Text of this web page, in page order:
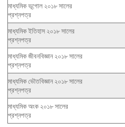
মাধ্যমিক ভূগোল ২০১৮ সালের
প্রশ্নপত্র
মাধ্যমিক ইতিহাস ২০১৮ সালের
প্রশ্নপত্র
মাধ্যমিক জীবনবিজ্ঞান ২০১৮ সালের
প্রশ্নপত্র
মাধ্যমিক ভৌতবিজ্ঞান ২০১৮ সালের
প্রশ্নপত্র
মাধ্যমিক অংক ২০১৮ সালের
প্রশ্নপত্র